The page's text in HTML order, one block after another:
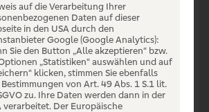
auf die Verarbeitung Ihrer
Daten auf dieser
in den USA durch den
Google (Google Analytics):
Sie den Button „Alle akzeptieren“ bzw.
„Statistiken“ auswählen und auf
klicken, stimmen Sie ebenfalls
von Art. 49 Abs. 1 S.1 lit.
zu. Ihre Daten werden dann in der
verarbeitet. Der Europäische